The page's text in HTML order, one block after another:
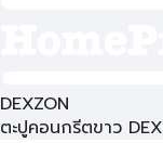
DEXZON
ตะปูคอนกรีตขาว